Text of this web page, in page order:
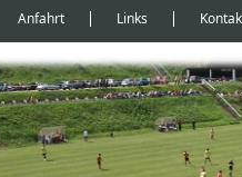
Anfahrt Links